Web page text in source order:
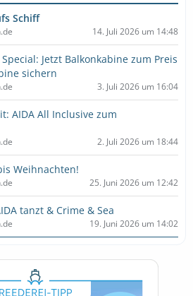
Schiff
14. Juli 2026 um 14:48
Jetzt Balkonkabine zum Preis
sichern
3. Juli 2026 um 16:04
AIDA All Inclusive zum
2. Juli 2026 um 18:44
Weihnachten!
25. Juni 2026 um 12:42
tanzt & Crime & Sea
19. Juni 2026 um 14:02